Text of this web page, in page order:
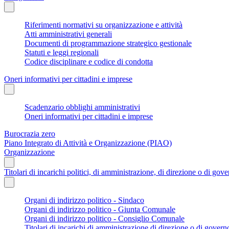
Riferimenti normativi su organizzazione e attività
Atti amministrativi generali
Documenti di programmazione strategico gestionale
Statuti e leggi regionali
Codice disciplinare e codice di condotta
Oneri informativi per cittadini e imprese
Scadenzario obblighi amministrativi
Oneri informativi per cittadini e imprese
Burocrazia zero
Piano Integrato di Attività e Organizzazione (PIAO)
Organizzazione
Titolari di incarichi politici, di amministrazione, di direzione o di
Organi di indirizzo politico - Sindaco
Organi di indirizzo politico - Giunta Comunale
Organi di indirizzo politico - Consiglio Comunale